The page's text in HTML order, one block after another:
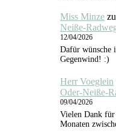
Miss Minze zu
Neiße-
12/04/2026
Dafür wünsche
Gegenwind! :)
Herr Voeglein
Oder-Neiße-
09/04/2026
Vielen Dank
Monaten